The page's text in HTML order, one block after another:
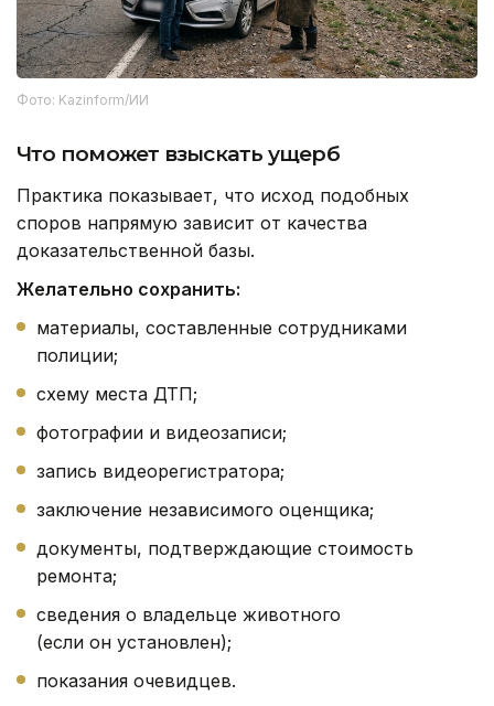
Фото: Kazinform/ИИ
Что поможет взыскать ущерб
Практика показывает, что исход подобных
споров напрямую зависит от качества
доказательственной базы.
Желательно сохранить:
материалы, составленные сотрудниками
полиции;
схему места ДТП;
фотографии и видеозаписи;
запись видеорегистратора;
заключение независимого оценщика;
документы, подтверждающие стоимость
ремонта;
сведения о владельце животного
(если он установлен);
показания очевидцев.